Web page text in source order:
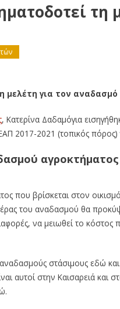
τη
μελέτη για τον
, Κατερίνα Δαδαμόγια
2017-2021 (τοπικός πόρος)
που βρίσκεται στον
του αναδασμού θα
να μειωθεί το
στάσιμους εδώ
αυτοί στην Καισαρειά